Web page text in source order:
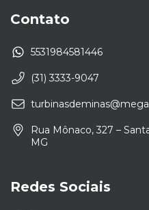
Contato
5531984581446
(31) 3333-9047
Rua Mônaco, 327 –
MG
Redes Sociais